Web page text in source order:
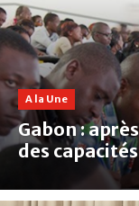
A la Une
Gabon :
des